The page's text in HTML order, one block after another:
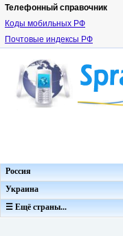
Телефонный справочник
Коды мобильных РФ
Почтовые индексы РФ
Россия
Украина
☰ Ещё страны...